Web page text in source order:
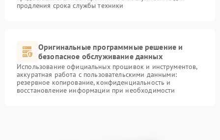
продления срока службы техники
Оригинальные программные решение и
безопасное обслуживание данных
Использование официальных прошивок и инструментов,
аккуратная работа с пользовательскими данными:
резервное копирование, конфиденциальность и
восстановление информации при необходимости